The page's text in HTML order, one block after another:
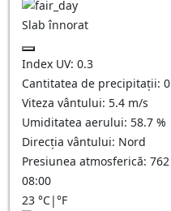
Slab înnorat
Index UV: 0.3
Cantitatea de precipitații: 0
Viteza vântului: 5.4 m/s
Umiditatea aerului: 58.7 %
Direcția vântului: Nord
Presiunea atmosferică: 762
08:00
23 °C|°F